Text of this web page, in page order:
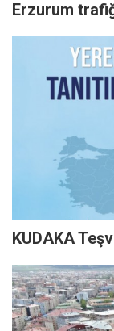
Erzurum
KUDAKA